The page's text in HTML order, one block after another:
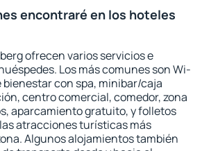
encontraré en los hoteles
ofrecen varios servicios e
Los más comunes son Wi-
bienestar con spa, minibar/caja
centro comercial, comedor, zona
aparcamiento gratuito, y folletos
atracciones turísticas más
Algunos alojamientos también